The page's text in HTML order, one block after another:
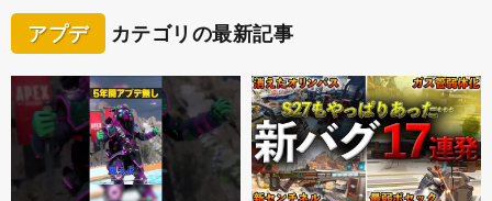
アプデ カテゴリの最新記事